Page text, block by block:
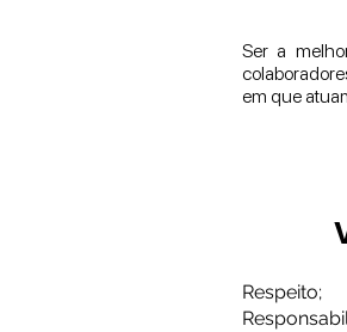
Ser a
em que
Respeito;